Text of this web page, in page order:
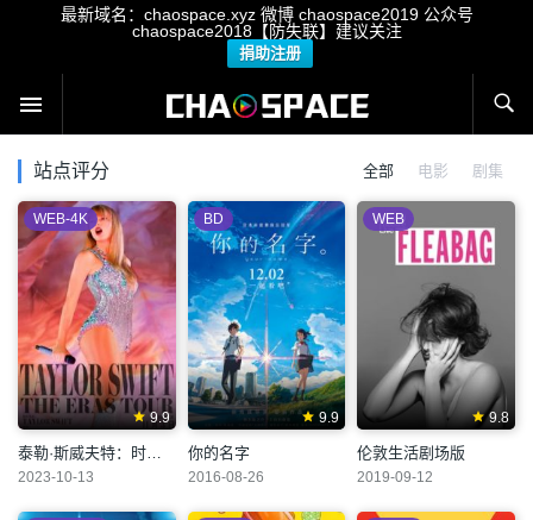
最新域名：chaospace.xyz 微博 chaospace2019 公众号
chaospace2018【防失联】建议关注
捐助注册
站点评分 全部 电影 剧集
9.9
WEB-4K
泰勒·斯威夫特：时代巡回演唱会
2023-10-13
9.9
BD
你的名字
2016-08-26
9.8
WEB
伦敦生活剧场版
2019-09-12